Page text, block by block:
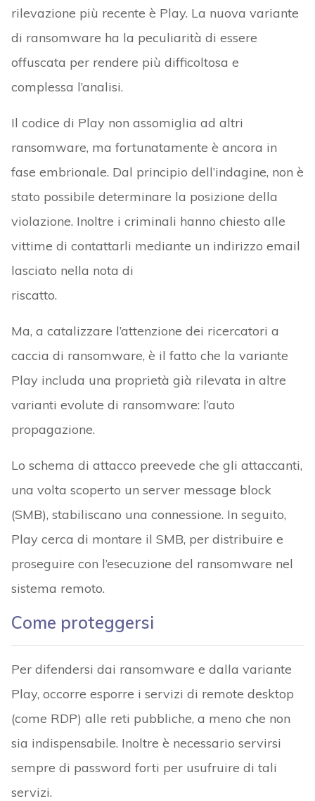
rilevazione più recente è Play. La nuova variante
di ransomware ha la peculiarità di essere
offuscata per rendere più difficoltosa e
complessa l’analisi.
Il codice di Play non assomiglia ad altri
ransomware, ma fortunatamente è ancora in
fase embrionale. Dal principio dell’indagine, non è
stato possibile determinare la posizione della
violazione. Inoltre i criminali hanno chiesto alle
vittime di contattarli mediante un indirizzo email
lasciato nella nota di
riscatto.
Ma, a catalizzare l’attenzione dei ricercatori a
caccia di ransomware, è il fatto che la variante
Play includa una proprietà già rilevata in altre
varianti evolute di ransomware: l’auto
propagazione.
Lo schema di attacco preevede che gli attaccanti,
una volta scoperto un server message block
(SMB), stabiliscano una connessione. In seguito,
Play cerca di montare il SMB, per distribuire e
proseguire con l’esecuzione del ransomware nel
sistema remoto.
Come proteggersi
Per difendersi dai ransomware e dalla variante
Play, occorre esporre i servizi di remote desktop
(come RDP) alle reti pubbliche, a meno che non
sia indispensabile. Inoltre è necessario servirsi
sempre di password forti per usufruire di tali
servizi.